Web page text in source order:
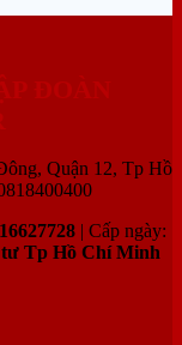
Quận 12, Tp Hồ
| Cấp ngày:
tư Tp Hồ Chí Minh